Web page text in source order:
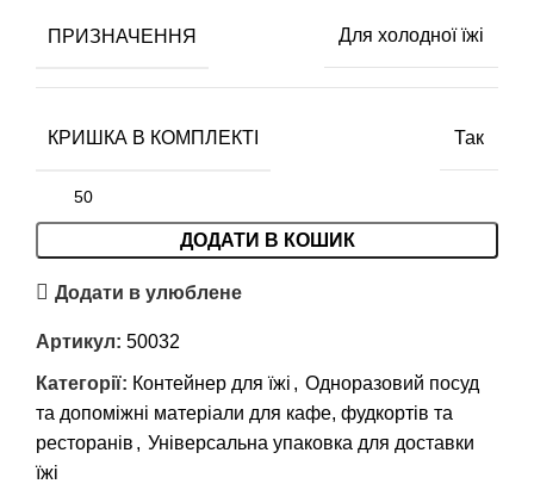
ПРИЗНАЧЕННЯ Для холодної їжі
КРИШКА В КОМПЛЕКТІ Так
ДОДАТИ В КОШИК
Додати в улюблене
Артикул: 50032
Категорії: Контейнер для їжі , Одноразовий посуд
та допоміжні матеріали для кафе, фудкортів та
ресторанів , Універсальна упаковка для доставки
їжі